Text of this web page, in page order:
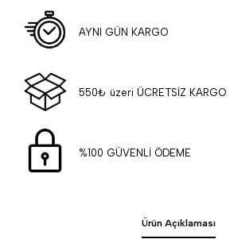
AYNI GÜN KARGO
550₺ üzeri ÜCRETSİZ KARGO
%100 GÜVENLİ ÖDEME
Ürün Açıklaması